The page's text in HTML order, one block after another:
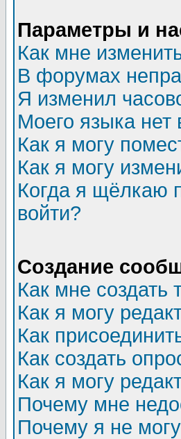
Параметры и
Как мне
В форумах
Я изменил
Моего языка нет
Как я могу
Как я могу
Когда я щёлкаю
войти?
Создание
Как мне
Как я могу
Как
Как создать
Как я могу
Почему мне
Почему я не